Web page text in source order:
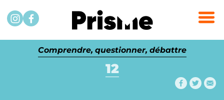
Instagram
Facebook
Comprendre, questionner, débattre
12